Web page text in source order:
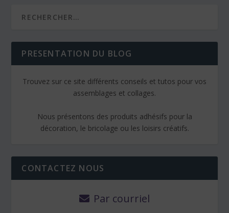
PRESENTATION DU BLOG
Trouvez sur ce site différents conseils et tutos pour vos
assemblages et collages.
Nous présentons des produits adhésifs pour la
décoration, le bricolage ou les loisirs créatifs.
CONTACTEZ NOUS
Par courriel